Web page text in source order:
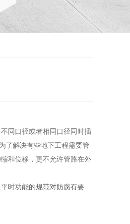
同口径或者相同口径同时插
了解决有些地下工程需要管
和位移，更不允许管路在外
时功能的规范对防腐有要